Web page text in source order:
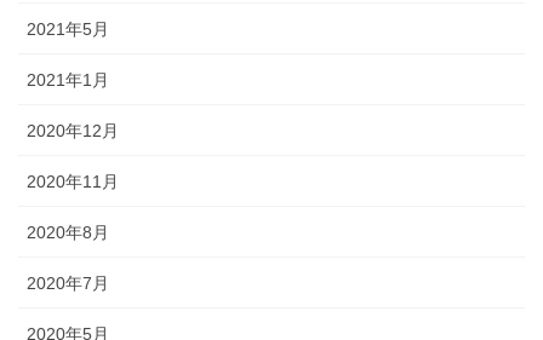
2021年5月
2021年1月
2020年12月
2020年11月
2020年8月
2020年7月
2020年5月